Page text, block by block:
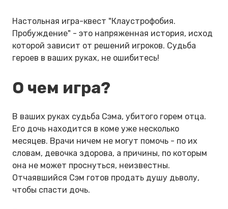
Настольная игра-квест "Клаустрофобия.
Пробуждение" - это напряженная история, исход
которой зависит от решений игроков. Судьба
героев в ваших руках, не ошибитесь!
О чем игра?
В ваших руках судьба Сэма, убитого горем отца.
Его дочь находится в коме уже несколько
месяцев. Врачи ничем не могут помочь - по их
словам, девочка здорова, а причины, по которым
она не может проснуться, неизвестны.
Отчаявшийся Сэм готов продать душу дьволу,
чтобы спасти дочь.